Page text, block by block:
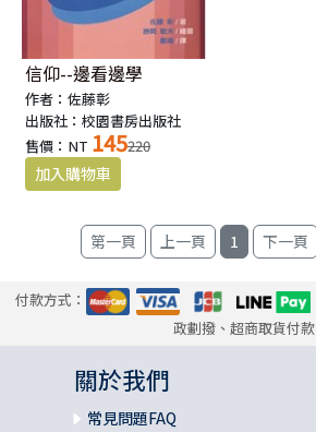
信仰--邊看邊學
作者：佐藤彰
出版社：校園書房出版社
售價：NT 145220
1
付款方式：
政劃撥、超商取貨付款
關於我們
常見問題FAQ